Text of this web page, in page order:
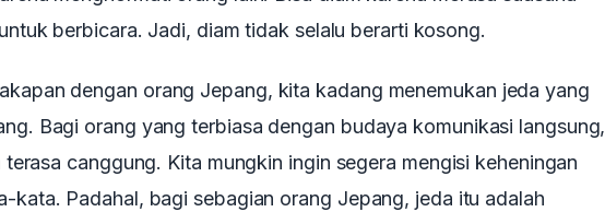
berbicara. Jadi, diam tidak selalu berarti kosong.
dengan orang Jepang, kita kadang menemukan jeda yang
Bagi orang yang terbiasa dengan budaya komunikasi langsung,
terasa canggung. Kita mungkin ingin segera mengisi keheningan
kata. Padahal, bagi sebagian orang Jepang, jeda itu adalah